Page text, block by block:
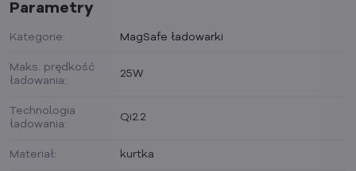
Parametry
Kategorie: MagSafe ładowarki
Maks. prędkość
ładowania:
25W
Technologia
ładowania:
Qi2.2
Materiał: kurtka